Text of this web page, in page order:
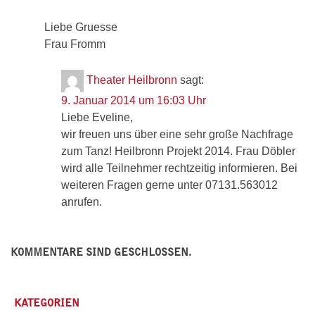
Liebe Gruesse
Frau Fromm
Theater Heilbronn sagt:
9. Januar 2014 um 16:03 Uhr
Liebe Eveline,
wir freuen uns über eine sehr große Nachfrage
zum Tanz! Heilbronn Projekt 2014. Frau Döbler
wird alle Teilnehmer rechtzeitig informieren. Bei
weiteren Fragen gerne unter 07131.563012
anrufen.
KOMMENTARE SIND GESCHLOSSEN.
KATEGORIEN